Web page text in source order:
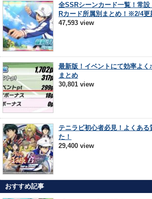
全SSRシーンカード一覧！常
Rカード所属別まとめ！※2/4更
47,593 view
最新版！イベントにて効率よ
まとめ
30,801 view
テニラビ初心者必見！よくあ
た！
29,400 view
おすすめ記事